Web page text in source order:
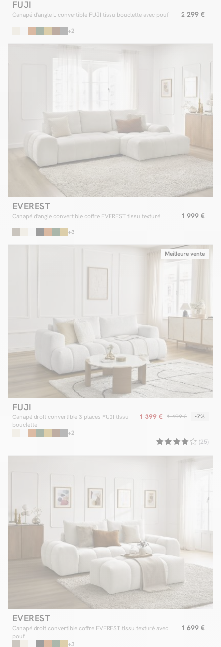
FUJI
Canapé d'angle L convertible FUJI tissu bouclette avec pouf 2 299 €
+2
EVEREST
Canapé d'angle convertible coffre EVEREST tissu texturé 1 999 €
+3
Meilleure vente
FUJI
Canapé droit convertible 3 places FUJI tissu
bouclette
1 399 € 1 499 € -7%
+2
(25)
EVEREST
Canapé droit convertible coffre EVEREST tissu texturé avec
pouf
1 699 €
+3